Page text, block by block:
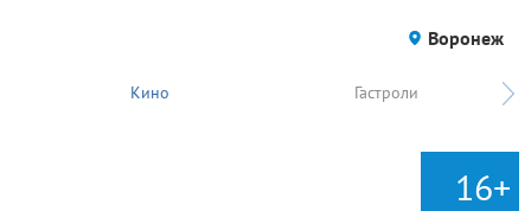
Воронеж
Кино Гастроли
16+